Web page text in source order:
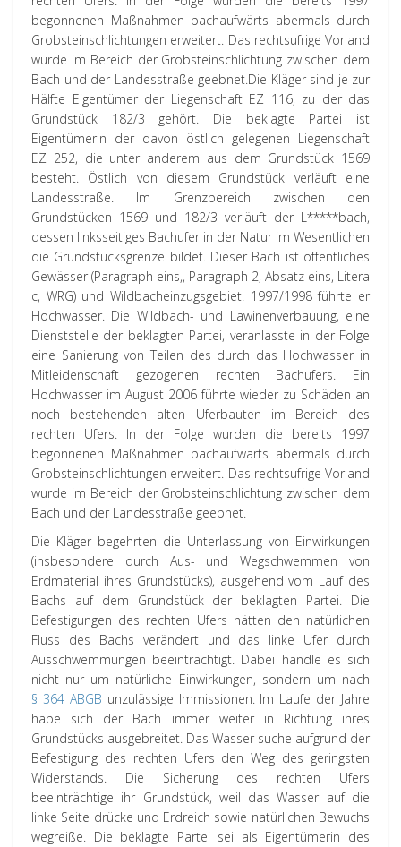
begonnenen Maßnahmen bachaufwärts abermals durch
Grobsteinschlichtungen erweitert. Das rechtsufrige Vorland
wurde im Bereich der Grobsteinschlichtung zwischen dem
Bach und der Landesstraße geebnet.Die Kläger sind je zur
Hälfte Eigentümer der Liegenschaft EZ 116, zu der das
Grundstück 182/3 gehört. Die beklagte Partei ist
Eigentümerin der davon östlich gelegenen Liegenschaft
EZ 252, die unter anderem aus dem Grundstück 1569
besteht. Östlich von diesem Grundstück verläuft eine
Landesstraße. Im Grenzbereich zwischen den
Grundstücken 1569 und 182/3 verläuft der L*****bach,
dessen linksseitiges Bachufer in der Natur im Wesentlichen
die Grundstücksgrenze bildet. Dieser Bach ist öffentliches
Gewässer (Paragraph eins,, Paragraph 2, Absatz eins, Litera
c, WRG) und Wildbacheinzugsgebiet. 1997/1998 führte er
Hochwasser. Die Wildbach- und Lawinenverbauung, eine
Dienststelle der beklagten Partei, veranlasste in der Folge
eine Sanierung von Teilen des durch das Hochwasser in
Mitleidenschaft gezogenen rechten Bachufers. Ein
Hochwasser im August 2006 führte wieder zu Schäden an
noch bestehenden alten Uferbauten im Bereich des
rechten Ufers. In der Folge wurden die bereits 1997
begonnenen Maßnahmen bachaufwärts abermals durch
Grobsteinschlichtungen erweitert. Das rechtsufrige Vorland
wurde im Bereich der Grobsteinschlichtung zwischen dem
Bach und der Landesstraße geebnet.
Die Kläger begehrten die Unterlassung von Einwirkungen
(insbesondere durch Aus- und Wegschwemmen von
Erdmaterial ihres Grundstücks), ausgehend vom Lauf des
Bachs auf dem Grundstück der beklagten Partei. Die
Befestigungen des rechten Ufers hätten den natürlichen
Fluss des Bachs verändert und das linke Ufer durch
Ausschwemmungen beeinträchtigt. Dabei handle es sich
nicht nur um natürliche Einwirkungen, sondern um nach
§ 364 ABGB unzulässige Immissionen. Im Laufe der Jahre
habe sich der Bach immer weiter in Richtung ihres
Grundstücks ausgebreitet. Das Wasser suche aufgrund der
Befestigung des rechten Ufers den Weg des geringsten
Widerstands. Die Sicherung des rechten Ufers
beeinträchtige ihr Grundstück, weil das Wasser auf die
linke Seite drücke und Erdreich sowie natürlichen Bewuchs
wegreiße. Die beklagte Partei sei als Eigentümerin des